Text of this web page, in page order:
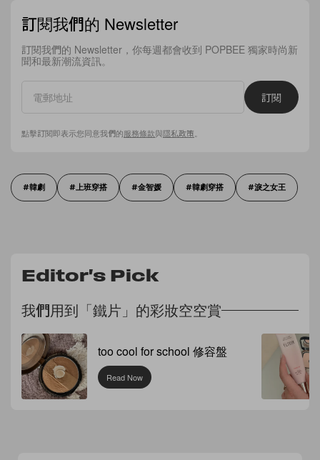
訂閱我們的 Newsletter
訂閱我們的 Newsletter，你每週都會收到 POPBEE 獨家時尚新
聞和最新潮流資訊。
訂閱
點擊訂閱即表示您同意我們的服務條款與隱私政策。
韓劇 上班穿搭 金智媛 韓劇穿搭 淚之女王
Editor's Pick
我們用到「鐵片」的彩妝空空賞
too cool for school 修容盤
Read Now